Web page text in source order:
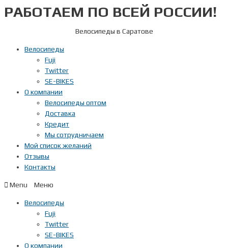
Перейти
кРАБОТАЕМ ПО ВСЕЙ РОССИИ!
Велосипеды в Саратове
Велосипеды
Fuji
Twitter
SE-BIKES
О компании
Велосипеды оптом
Доставка
Кредит
Мы сотрудничаем
Мой список желаний
Отзывы
Контакты
Menu
Велосипеды
Fuji
Twitter
SE-BIKES
О компании